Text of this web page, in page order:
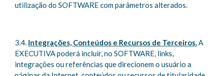
utilização do SOFTWARE com parâmetros alterados.
3.4. Integrações, Conteúdos e Recursos de Terceiros.A
EXECUTIVA poderá incluir, no SOFTWARE, links,
integrações ou referências que direcionem o usuário a